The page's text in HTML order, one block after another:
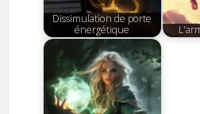
Dissimulation de porte
énergétique